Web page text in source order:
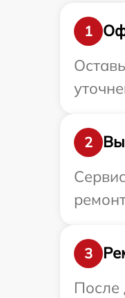
1
2
3
После